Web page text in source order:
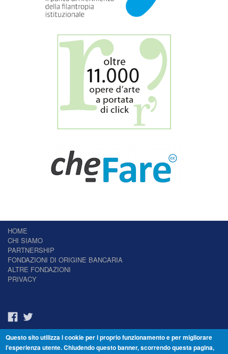
HOME
CHI SIAMO
PARTNERSHIP
FONDAZIONI DI ORIGINE BANCARIA
ALTRE FONDAZIONI
PRIVACY
Il Giornale delle Fondazioni - Periodico telematico
Reg. Tribunale n.7 del 22/07/2014 – ISSN 2421-2466
Questo sito utilizza i cookie per i proprio funzionamento e per migliorare
l'esperienza utente. Chiudendo questo banner, scorrendo questa pagina,